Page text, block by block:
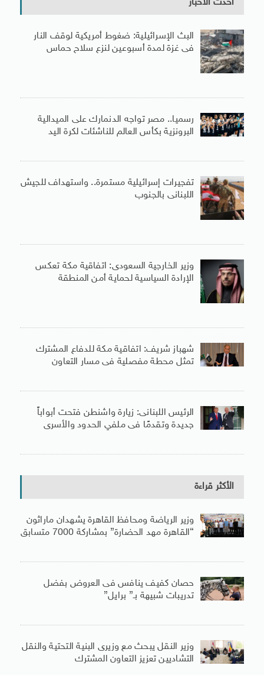
أحدث الأخبار
البث الإسرائيلية: ضغوط أمريكية لوقف النار
فى غزة لمدة أسبوعين لنزع سلاح حماس
رسميا.. مصر تواجه الدنمارك على الميدالية
البرونزية بكأس العالم للناشئات لكرة اليد
تفجيرات إسرائيلية مستمرة.. واستهداف للجيش
اللبنانى بالجنوب
وزير الخارجية السعودى: اتفاقية مكة تعكس
الإرادة السياسية لحماية أمن المنطقة
شهباز شريف: اتفاقية مكة للدفاع المشترك
تمثل محطة مفصلية فى مسار التعاون
الرئيس اللبنانى: زيارة واشنطن فتحت أبواباً
جديدة وتقدمًا فى ملفي الحدود والأسرى
الأكثر قراءة
وزير الرياضة ومحافظ القاهرة يشهدان ماراثون
“القاهرة مهد الحضارة” بمشاركة 7000 متسابق
حصان كفيف ينافس فى العروض بفضل
تدريبات شبيهة بـ” برايل”
وزير النقل يبحث مع وزيرى البنية التحتية والنقل
التشاديين تعزيز التعاون المشترك